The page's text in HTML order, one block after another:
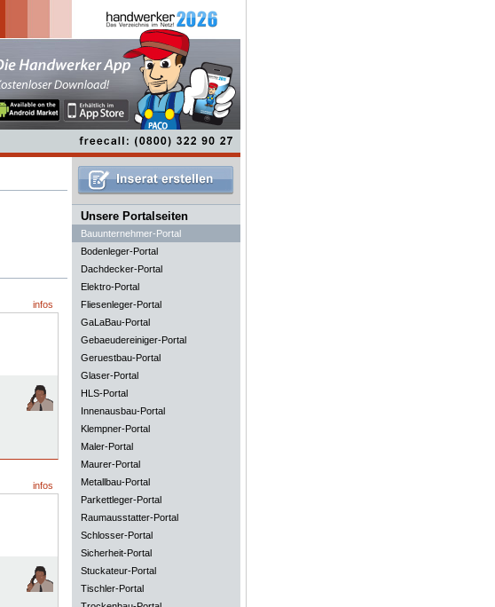
infos
infos
Unsere Portalseiten
Bauunternehmer-Portal
Bodenleger-Portal
Dachdecker-Portal
Elektro-Portal
Fliesenleger-Portal
GaLaBau-Portal
Gebaeudereiniger-Portal
Geruestbau-Portal
Glaser-Portal
HLS-Portal
Innenausbau-Portal
Klempner-Portal
Maler-Portal
Maurer-Portal
Metallbau-Portal
Parkettleger-Portal
Raumausstatter-Portal
Schlosser-Portal
Sicherheit-Portal
Stuckateur-Portal
Tischler-Portal